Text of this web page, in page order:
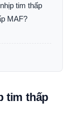
tim thấp
MAF?
tim thấp